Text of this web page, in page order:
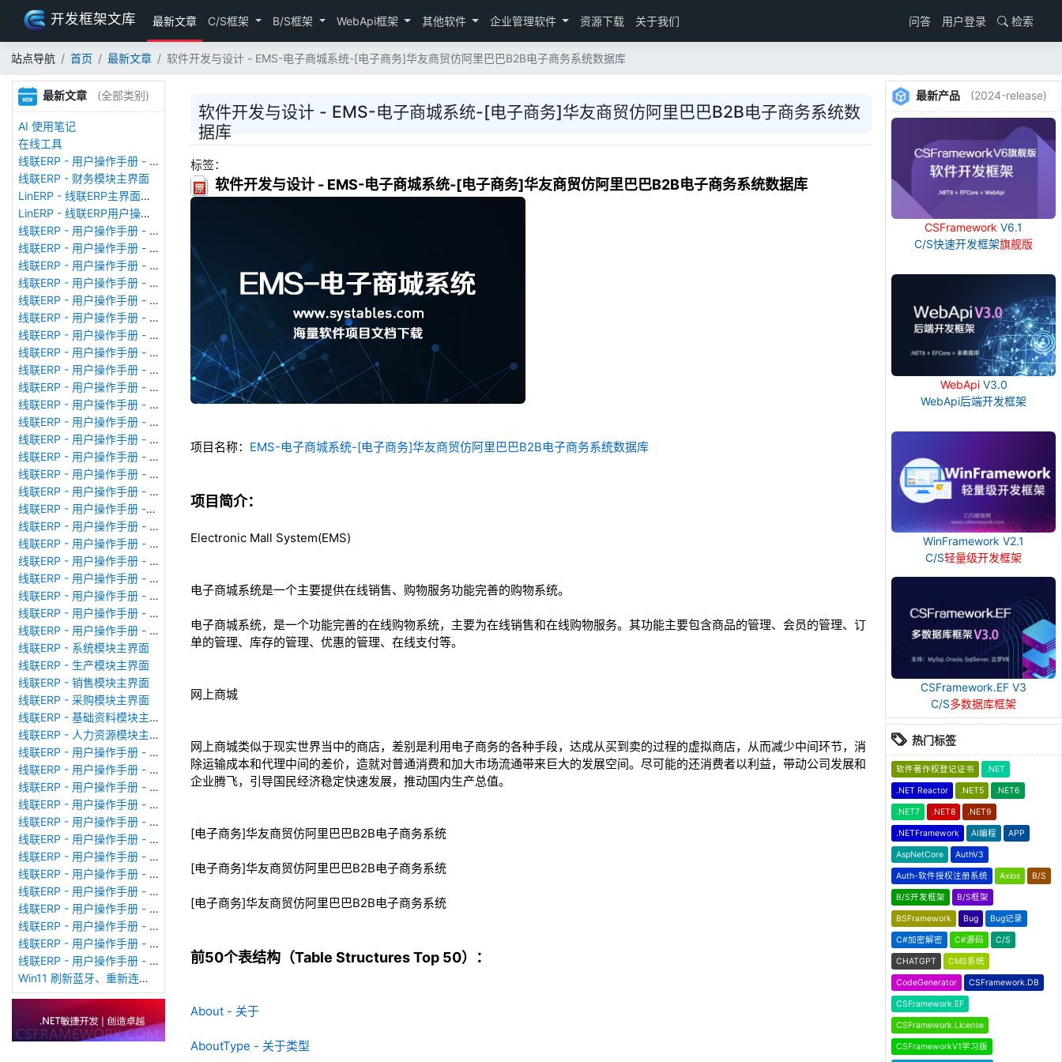
开发框架文库 最新文章 C/S框架 B/S框架 WebApi框架 其他软件 企业管理软件 资源下载 关于我们 问答 用户登录 检索
站点导航 首页 最新文章 软件开发与设计 - EMS-电子商城系统-[电子商务]华友商贸仿阿里巴巴B2B电子商务系统数据库
最新文章 (全部类别)
AI 使用笔记
在线工具
线联ERP - 用户操作手册 - 存货期初
线联ERP - 财务模块主界面
LinERP - 线联ERP主界面（HOME）
LinERP - 线联ERP用户操作手册 - 系统登陆
线联ERP - 用户操作手册 - 查看在线用户
线联ERP - 用户操作手册 - 数据备份
线联ERP - 用户操作手册 - 工厂管理
线联ERP - 用户操作手册 - 帐套管理
线联ERP - 用户操作手册 - 语种设置
线联ERP - 用户操作手册 - 国际化多语言
线联ERP - 用户操作手册 - 报表管理
线联ERP - 用户操作手册 - 字段名管理
线联ERP - 用户操作手册 - 模块管理
线联ERP - 用户操作手册 - 广播消息
线联ERP - 用户操作手册 - 审计日志
线联ERP - 用户操作手册 - 公司资料设置
线联ERP - 用户操作手册 - 系统参数设置
线联ERP - 用户操作手册 - 单据类型
线联ERP - 用户操作手册 - 号码规则
线联ERP - 用户操作手册 - 功能菜单
线联ERP - 用户操作手册 -分配临时角色
线联ERP - 用户操作手册 - 组织架构
线联ERP - 用户操作手册 - 用户管理
线联ERP - 用户操作手册 - 角色/岗位管理
线联ERP - 用户操作手册 - 暂估入库明细表
线联ERP - 用户操作手册 - 物料收发明细表
线联ERP - 用户操作手册 - 即时库存余额表
线联ERP - 用户操作手册 - 库存账龄分析表
线联ERP - 系统模块主界面
线联ERP - 生产模块主界面
线联ERP - 销售模块主界面
线联ERP - 采购模块主界面
线联ERP - 基础资料模块主界面
线联ERP - 人力资源模块主界面
线联ERP - 用户操作手册 - 个人考勤报表（横向）
线联ERP - 用户操作手册 - 部门考勤报表
线联ERP - 用户操作手册 - 个人考勤报表
线联ERP - 用户操作手册 - 考勤计算
线联ERP - 用户操作手册 - 节假日管理
线联ERP - 用户操作手册 - 请假管理
线联ERP - 用户操作手册 - 补卡管理
线联ERP - 用户操作手册 - 考勤设备管理
线联ERP - 用户操作手册 - 考勤参数配置
线联ERP - 用户操作手册 - 考勤设备绑定
线联ERP - 用户操作手册 - 员工档案
线联ERP - 用户操作手册 - 班次管理
线联ERP - 用户操作手册 - 排班管理
Win11 刷新蓝牙、重新连接蓝牙音响
软件开发与设计 - EMS-电子商城系统-[电子商务]华友商贸仿阿里巴巴B2B电子商务系统数
据库
标签：
软件开发与设计 - EMS-电子商城系统-[电子商务]华友商贸仿阿里巴巴B2B电子商务系统数据库
项目名称： EMS-电子商城系统-[电子商务]华友商贸仿阿里巴巴B2B电子商务系统数据库
项目简介：
Electronic Mall System(EMS)
电子商城系统是一个主要提供在线销售、购物服务功能完善的购物系统。
电子商城系统，是一个功能完善的在线购物系统，主要为在线销售和在线购物服务。其功能主要包含商品的管理、会员的管理、订
单的管理、库存的管理、优惠的管理、在线支付等。
网上商城
网上商城类似于现实世界当中的商店，差别是利用电子商务的各种手段，达成从买到卖的过程的虚拟商店，从而减少中间环节，消
除运输成本和代理中间的差价，造就对普通消费和加大市场流通带来巨大的发展空间。尽可能的还消费者以利益，带动公司发展和
企业腾飞，引导国民经济稳定快速发展，推动国内生产总值。
[电子商务]华友商贸仿阿里巴巴B2B电子商务系统
[电子商务]华友商贸仿阿里巴巴B2B电子商务系统
[电子商务]华友商贸仿阿里巴巴B2B电子商务系统
前50个表结构（Table Structures Top 50）：
About - 关于
AboutType - 关于类型
最新产品 (2024-release)
CSFramework V6.1
C/S快速开发框架旗舰版
WebApiV3.0
WebApi后端开发框架
WinFramework V2.1
C/S轻量级开发框架
CSFramework.EF V3
C/S多数据库框架
热门标签
软件著作权登记证书 .NET
.NET Reactor .NET5 .NET6
.NET7 .NET8 .NET9
.NETFramework AI编程 APP
AspNetCore AuthV3
Auth-软件授权注册系统 Axios B/S
B/S开发框架 B/S框架
BSFramework Bug Bug记录
C#加密解密 C#源码 C/S
CHATGPT CMS系统
CodeGenerator CSFramework.DB
CSFramework.EF
CSFramework.License
CSFrameworkV1学习版